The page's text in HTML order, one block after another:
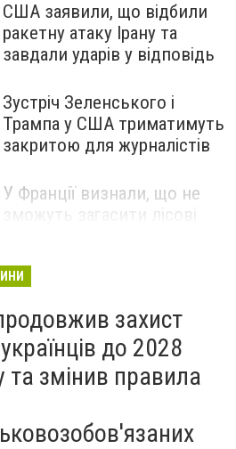
США заявили, що відбили
ракетну атаку Ірану та
завдали ударів у відповідь
Зустріч Зеленського і
Трампа у США триматимуть
закритою для журналістів
У Франції визнали, що не
захист
до 2028
та змінив правила